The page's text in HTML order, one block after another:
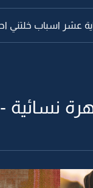
نسائية -63